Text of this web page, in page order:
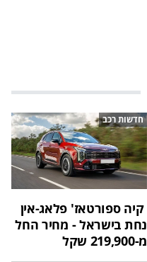
חדשות רכב
קיה ספורטאז' פלאג-אין
נחת בישראל - מחיר החל
מ-219,900 שקל